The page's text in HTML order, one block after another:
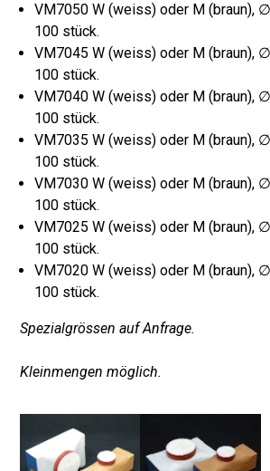
VM7050 W (weiss) oder M (braun),
100 stück.
VM7045 W (weiss) oder M (braun),
100 stück.
VM7040 W (weiss) oder M (braun),
100 stück.
VM7035 W (weiss) oder M (braun),
100 stück.
VM7030 W (weiss) oder M (braun),
100 stück.
VM7025 W (weiss) oder M (braun),
100 stück.
VM7020 W (weiss) oder M (braun),
100 stück.
Spezialgrössen auf Anfrage.
Kleinmengen möglich.